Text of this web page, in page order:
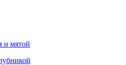
и мятой